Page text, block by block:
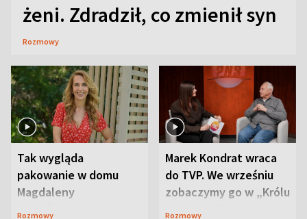
żeni. Zdradził, co zmienił syn
Rozmowy
Tak wygląda
pakowanie w domu
Magdaleny
Waligórskiej-Lisieckiej.
Rozmowy
Marek Kondrat wraca
do TVP. We wrześniu
zobaczymy go w „Królu
Maciusiu I”
Rozmowy